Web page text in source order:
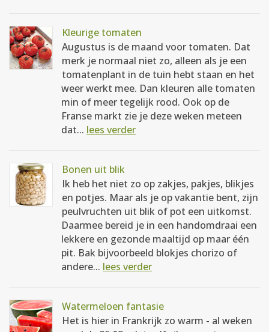
Kleurige tomaten
Augustus is de maand voor tomaten. Dat
merk je normaal niet zo, alleen als je een
tomatenplant in de tuin hebt staan en het
weer werkt mee. Dan kleuren alle tomaten
min of meer tegelijk rood. Ook op de
Franse markt zie je deze weken meteen
dat... lees verder
Bonen uit blik
Ik heb het niet zo op zakjes, pakjes, blikjes
en potjes. Maar als je op vakantie bent, zijn
peulvruchten uit blik of pot een uitkomst.
Daarmee bereid je in een handomdraai een
lekkere en gezonde maaltijd op maar één
pit. Bak bijvoorbeeld blokjes chorizo of
andere... lees verder
Watermeloen fantasie
Het is hier in Frankrijk zo warm - al weken